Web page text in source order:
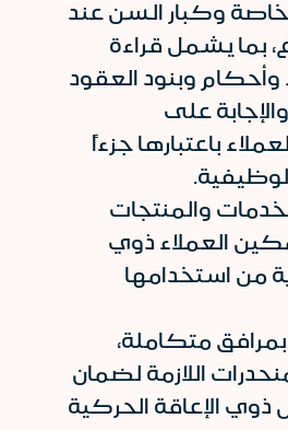
وكبار السن عند
بما يشمل قراءة
وبنود العقود
على
باعتبارها جزءاً
والمنتجات
العملاء ذوي
من استخدامها
متكاملة،
اللازمة لضمان
الإعاقة الحركية